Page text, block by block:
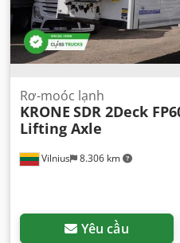
Vilnius 8.306 km
Rơ-moóc lạnh
KRONE SDR 2Deck
Lifting Axle
Yêu cầu